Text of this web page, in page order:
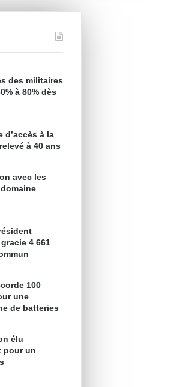
des militaires
à 80% dès
d’accès à la
à 40 ans
avec les
4 661
100
une
de batteries
élu
pour un